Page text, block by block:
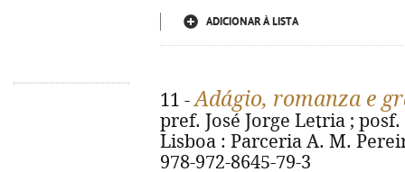
ADICIONAR À LISTA
11 -Adágio, romanza e
pref. José Jorge Letria ;
Lisboa : Parceria A. M.
978-972-8645-79-3